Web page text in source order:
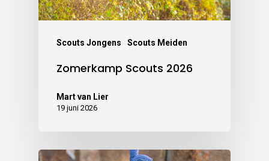
Scouts Jongens Scouts Meiden
Zomerkamp Scouts 2026
Mart van Lier
19 juni 2026